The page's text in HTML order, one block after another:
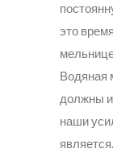
это
Водяная
должны
наши